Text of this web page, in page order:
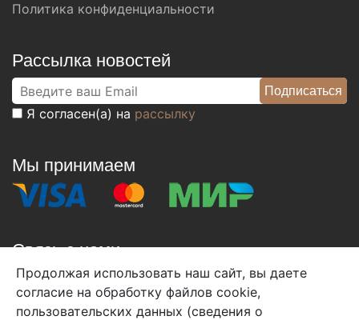
Политика конфиденциальности
Рассылка новостей
Я согласен(а) на рассылку
Мы принимаем
Связь с нами
+7 (495) 933-38-08
info@arben-textile.ru- оптовые продажи
Продолжая использовать наш сайт, вы даете
согласие на обработку файлов cookie,
пользовательских данных (сведения о